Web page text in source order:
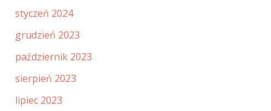
styczeń 2024
grudzień 2023
październik 2023
sierpień 2023
lipiec 2023